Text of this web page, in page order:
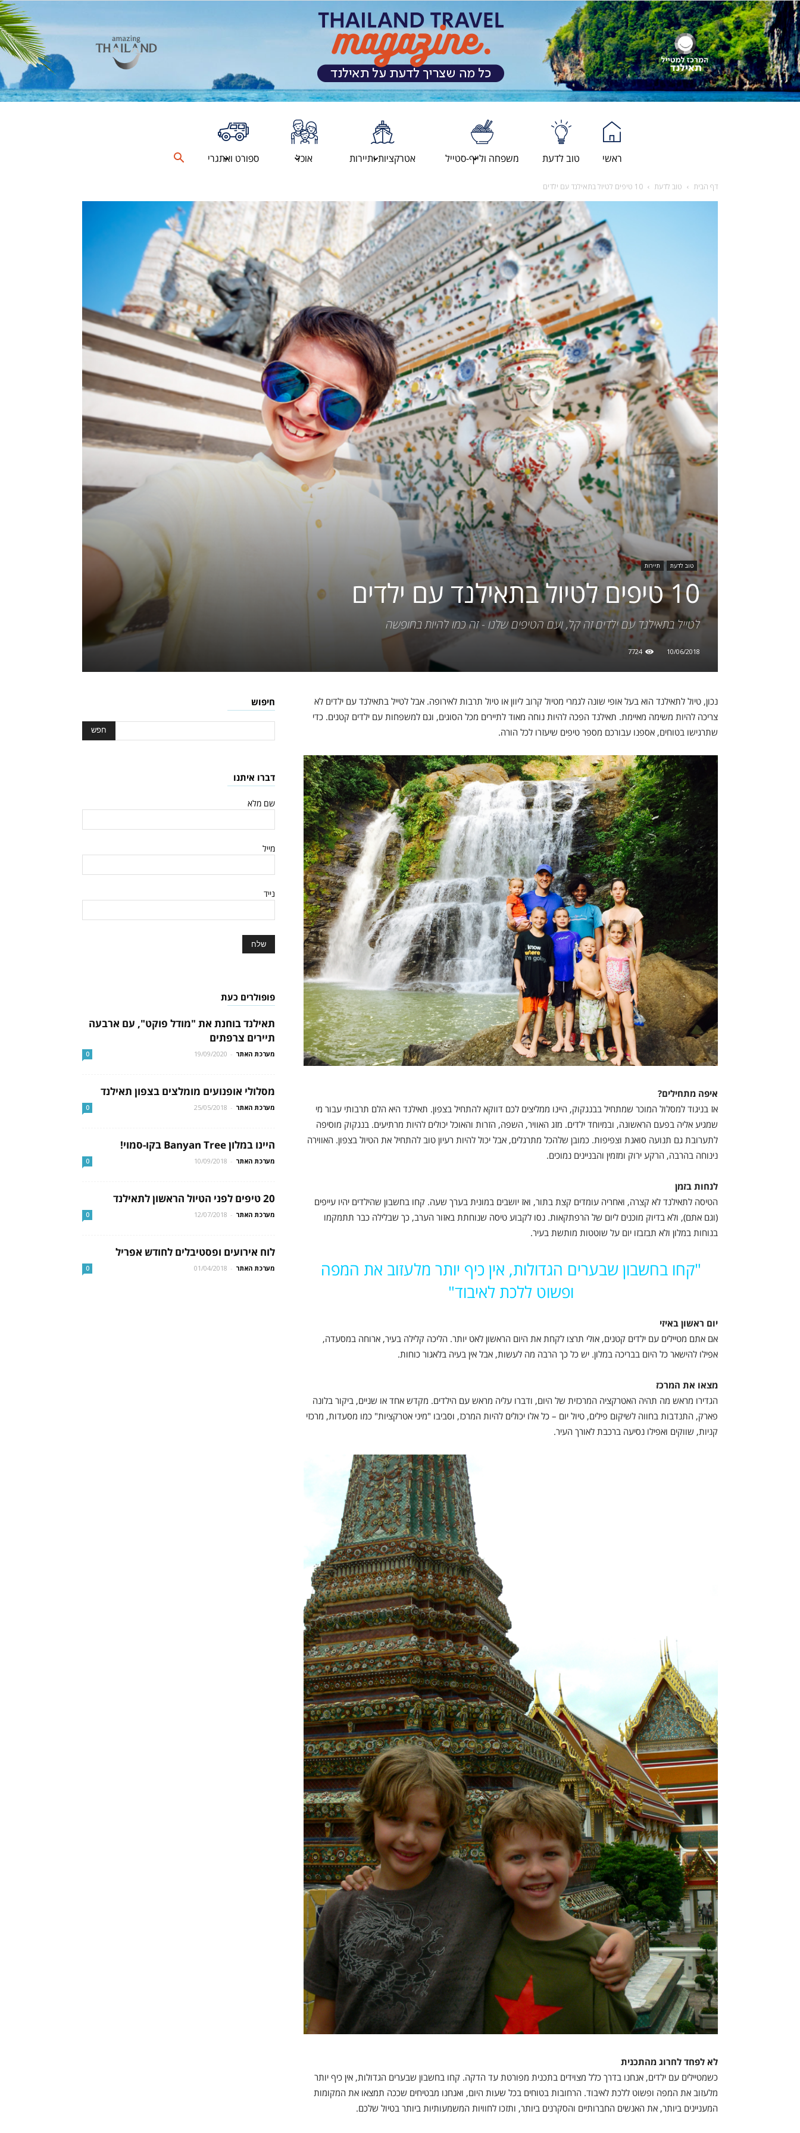
לתאילנד
ראשי טוב לדעת משפחה ולייף-סטייל אטרקציות ותיירות אוכל ספורט ואתגרי
דף הבית טוב לדעת 10 טיפים לטיול בתאילנד עם ילדים
טוב לדעת תיירות
10 טיפים לטיול בתאילנד עם ילדים
לטייל בתאילנד עם ילדים זה קל, ועם הטיפים שלנו - זה כמו להיות בחופשה
10/06/2018
7724
נכון, טיול לתאילנד הוא בעל אופי שונה לגמרי מטיול קרוב ליוון או טיול תרבות לאירופה. אבל לטייל בתאילנד עם ילדים לא
צריכה להיות משימה מאיימת. תאילנד הפכה להיות נוחה מאוד לתיירים מכל הסוגים, וגם למשפחות עם ילדים קטנים. כדי
שתרגישו בטוחים, אספנו עבורכם מספר טיפים שיעזרו לכל הורה.
איפה מתחילים?
אז בניגוד למסלול המוכר שמתחיל בבנגקוק, היינו ממליצים לכם דווקא להתחיל בצפון. תאילנד היא הלם תרבותי עבור מי
שמגיע אליה בפעם הראשונה, ובמיוחד ילדים. מזג האוויר, השפה, הזרות והאוכל יכולים להיות מרתיעים. בנגקוק מוסיפה
לתערובת גם תנועה סואנת וצפיפות. כמובן שלהכל מתרגלים, אבל יכול להיות רעיון טוב להתחיל את הטיול בצפון. האווירה
נינוחה בהרבה, הרקע ירוק ומזמין והבניינים נמוכים.
לנחות בזמן
הטיסה לתאילנד לא קצרה, ואחריה עומדים קצת בתור, ואז יושבים במונית בערך שעה. קחו בחשבון שהילדים יהיו עייפים
(וגם אתם), ולא בדיוק מוכנים ליום של הרפתקאות. נסו לקבוע טיסה שנוחתת באזור הערב, כך שבלילה כבר תתמקמו
בנוחות במלון ולא תבזבזו יום על שוטטות מותשת בעיר.
"קחו בחשבון שבערים הגדולות, אין כיף יותר מלעזוב את המפה
ופשוט ללכת לאיבוד"
יום ראשון באיזי
אם אתם מטיילים עם ילדים קטנים, אולי תרצו לקחת את היום הראשון לאט יותר. הליכה קלילה בעיר, ארוחה במסעדה,
אפילו להישאר כל היום בבריכה במלון. יש כל כך הרבה מה לעשות, אבל אין בעיה בלאגור כוחות.
מצאו את המרכז
הגדירו מראש מה תהיה האטרקציה המרכזית של היום, ודברו עליה מראש עם הילדים. מקדש אחד או שניים, ביקור בלונה
פארק, התנדבות בחווה לשיקום פילים, טיול יום – כל אלו יכולים להיות המרכז, וסביבו "מיני אטרקציות" כמו מסעדות, מרכזי
קניות, שווקים ואפילו נסיעה ברכבת לאורך העיר.
לא לפחד לחרוג מהתכנית
כשמטיילים עם ילדים, אנחנו בדרך כלל מצוידים בתכנית מפורטת עד הדקה. קחו בחשבון שבערים הגדולות, אין כיף יותר
מלעזוב את המפה ופשוט ללכת לאיבוד. הרחובות בטוחים בכל שעות היום, ואנחנו מבטיחים שככה תמצאו את המקומות
המעניינים ביותר, את האנשים החברותיים והסקרנים ביותר, ותזכו לחוויות המשמעותיות ביותר בטיול שלכם.
חיפוש
דברו איתנו
שם מלא
מייל
נייד
פופולרים כעת
תאילנד בוחנת את "מודל פוקט", עם ארבעה
תיירים צרפתים
מערכת האתר -
19/09/2020
0
מסלולי אופנועים מומלצים בצפון תאילנד
מערכת האתר -
25/05/2018
0
היינו במלון Banyan Tree בקו-סמוי!
מערכת האתר -
10/09/2018
0
20 טיפים לפני הטיול הראשון לתאילנד
מערכת האתר -
12/07/2018
0
לוח אירועים ופסטיבלים לחודש אפריל
מערכת האתר -
01/04/2018
0